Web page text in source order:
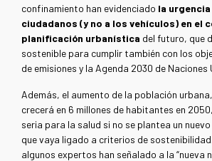
confinamiento han evidenciado la
ciudadanos (y no a los vehículos) en el
planificación urbanística del futuro, que
sostenible para cumplir también con los
de emisiones y la Agenda 2030 de Naciones
Además, el aumento de la población
crecerá en 6 millones de habitantes en
seria para la salud si no se plantea un
que vaya ligado a criterios de
algunos expertos han señalado a la “nueva